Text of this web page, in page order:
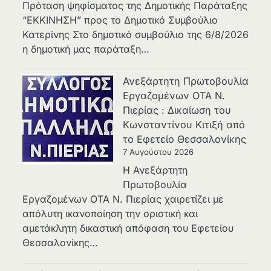
Πρόταση ψηφίσματος της Δημοτικής Παράταξης
“ΕΚΚΙΝΗΣΗ” προς το Δημοτικό Συμβούλιο
Κατερίνης Στο δημοτικό συμβούλιο της 6/8/2026
η δημοτική μας παράταξη…
Ανεξάρτητη Πρωτοβουλία
Εργαζομένων ΟΤΑ Ν.
Πιερίας : Δικαίωση του
Κωνσταντίνου Κιτιξή από
το Εφετείο Θεσσαλονίκης
7 Αυγούστου 2026
Η Ανεξάρτητη
Πρωτοβουλία
Εργαζομένων ΟΤΑ Ν. Πιερίας χαιρετίζει με
απόλυτη ικανοποίηση την οριστική και
αμετάκλητη δικαστική απόφαση του Εφετείου
Θεσσαλονίκης…